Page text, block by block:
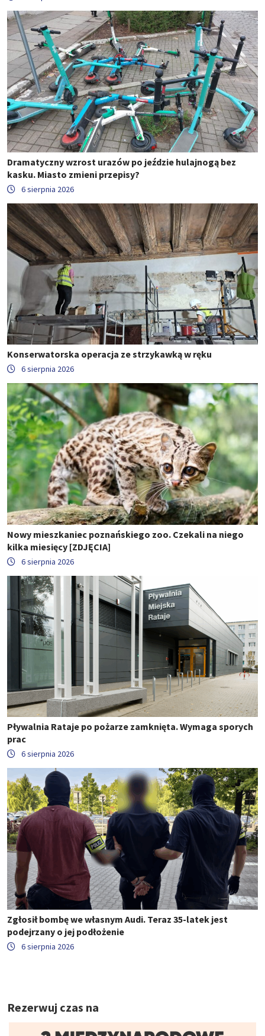
Dramatyczny wzrost urazów po jeździe hulajnogą bez
kasku. Miasto zmieni przepisy?
6 sierpnia 2026
Konserwatorska operacja ze strzykawką w ręku
6 sierpnia 2026
Nowy mieszkaniec poznańskiego zoo. Czekali na niego
kilka miesięcy [ZDJĘCIA]
6 sierpnia 2026
Pływalnia Rataje po pożarze zamknięta. Wymaga sporych
prac
6 sierpnia 2026
Zgłosił bombę we własnym Audi. Teraz 35-latek jest
podejrzany o jej podłożenie
6 sierpnia 2026
Rezerwuj czas na